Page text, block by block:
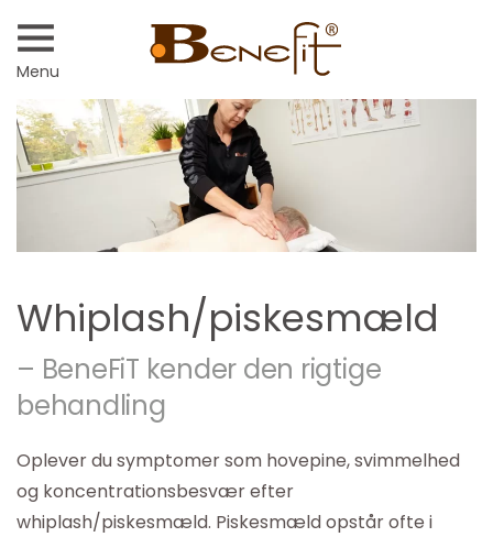
Menu
Whiplash/piskesmæld
– BeneFiT kender den rigtige
behandling
Oplever du symptomer som hovepine, svimmelhed
og koncentrationsbesvær efter
whiplash/piskesmæld. Piskesmæld opstår ofte i